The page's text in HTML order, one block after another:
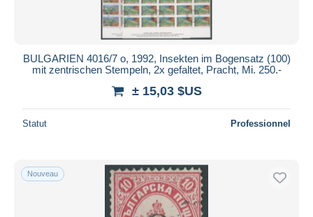
BULGARIEN 4016/7 o, 1992, Insekten im Bogensatz (100)
mit zentrischen Stempeln, 2x gefaltet, Pracht, Mi. 250.-
± 15,03 $US
Statut Professionnel
Nouveau